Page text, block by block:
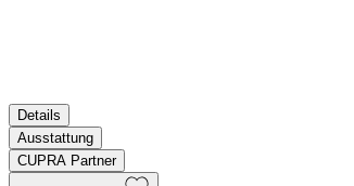
Details
Ausstattung
CUPRA Partner